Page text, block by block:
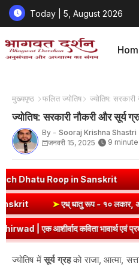
Today | 5, August 2026
मुख्यपृष्ठ फलित ज्योतिष ज्योतिष:
ज्योतिष: सरकारी नौकरी और सूर्य
By - Sooraj Krishna Shastri
जनवरी 15, 2025
9
➤हृ धातु रूप (उभयपदी) - १०
| Sev Dhatu Roop in Sanskrit
एवं प्रश्नोत्तर ➤Class 8 Hindi
ज्योतिष मेंसूर्य ग्रहको राजा, आत्मा,